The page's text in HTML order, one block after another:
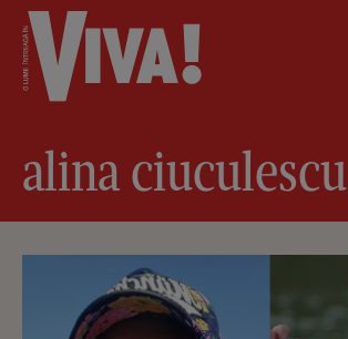
alina ciuculescu